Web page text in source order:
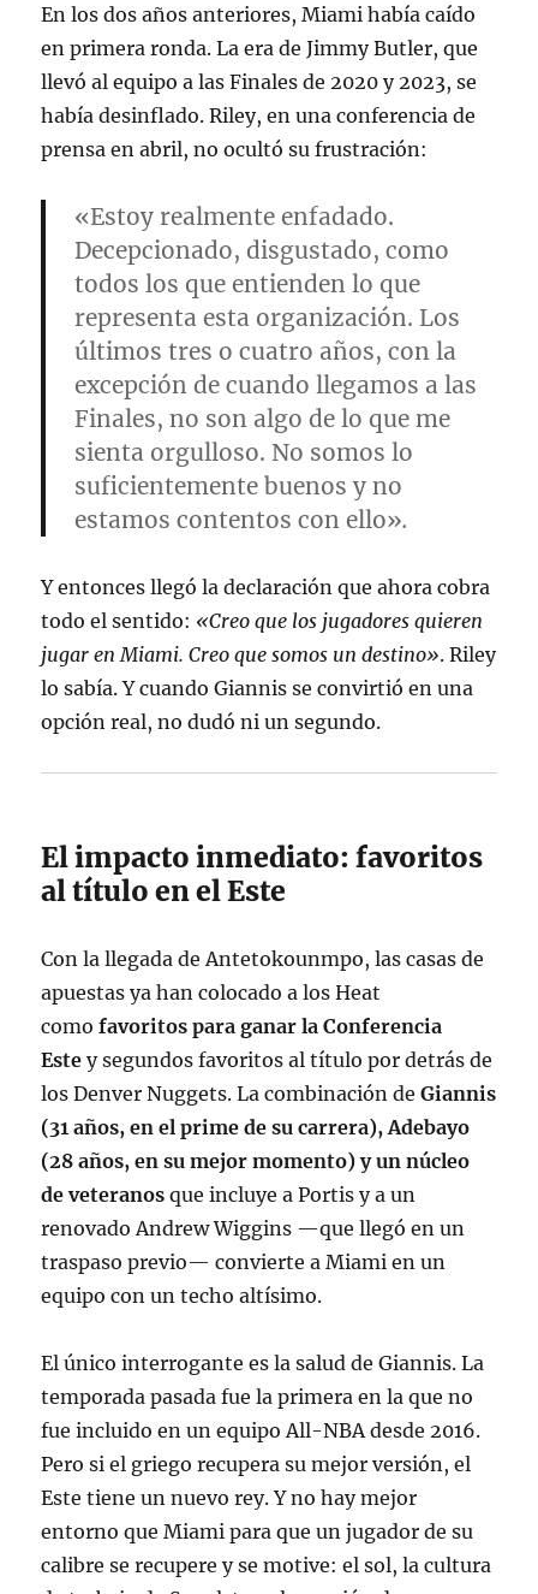
En los dos años anteriores, Miami había caído
en primera ronda. La era de Jimmy Butler, que
llevó al equipo a las Finales de 2020 y 2023, se
había desinflado. Riley, en una conferencia de
prensa en abril, no ocultó su frustración:
«Estoy realmente enfadado.
Decepcionado, disgustado, como
todos los que entienden lo que
representa esta organización. Los
últimos tres o cuatro años, con la
excepción de cuando llegamos a las
Finales, no son algo de lo que me
sienta orgulloso. No somos lo
suficientemente buenos y no
estamos contentos con ello».
Y entonces llegó la declaración que ahora cobra
todo el sentido: «Creo que los jugadores quieren
jugar en Miami. Creo que somos un destino». Riley
lo sabía. Y cuando Giannis se convirtió en una
opción real, no dudó ni un segundo.
El impacto inmediato: favoritos
al título en el Este
Con la llegada de Antetokounmpo, las casas de
apuestas ya han colocado a los Heat
comofavoritos para ganar la Conferencia
Este y segundos favoritos al título por detrás de
los Denver Nuggets. La combinación deGiannis
(31 años, en el prime de su carrera), Adebayo
(28 años, en su mejor momento) y un núcleo
de veteranos que incluye a Portis y a un
renovado Andrew Wiggins —que llegó en un
traspaso previo— convierte a Miami en un
equipo con un techo altísimo.
El único interrogante es la salud de Giannis. La
temporada pasada fue la primera en la que no
fue incluido en un equipo All-NBA desde 2016.
Pero si el griego recupera su mejor versión, el
Este tiene un nuevo rey. Y no hay mejor
entorno que Miami para que un jugador de su
calibre se recupere y se motive: el sol, la cultura